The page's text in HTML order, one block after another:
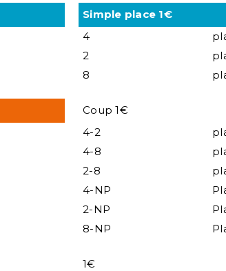
Simple place 1€
4
2
8
Coup 1€
4-2
4-8
2-8
4-NP
2-NP
8-NP
1€